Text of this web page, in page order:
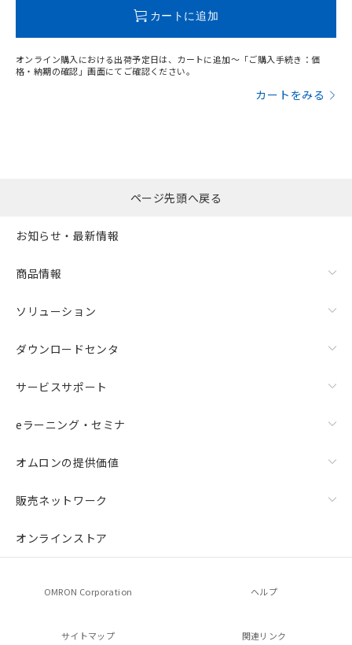
カートに追加
オンライン購入における出荷予定日は、カートに追加～「ご購入手続き：価
格・納期の確認」画面にてご確認ください。
カートをみる
ページ先頭へ戻る
お知らせ・最新情報
商品情報
ソリューション
ダウンロードセンタ
サービスサポート
eラーニング・セミナ
オムロンの提供価値
販売ネットワーク
オンラインストア
OMRON Corporation ヘルプ
サイトマップ 関連リンク